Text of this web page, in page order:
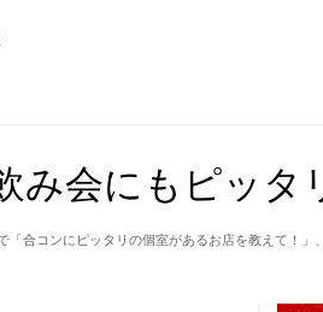
み会にもピッタ
合コンにピッタリの個室があるお店を教えて！」